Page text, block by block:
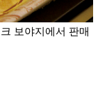
보야지에서 판매